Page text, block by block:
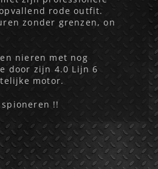
rode outfit.
zonder grenzen, on
nieren met nog
door zijn 4.0 Lijn 6
motor.
!!